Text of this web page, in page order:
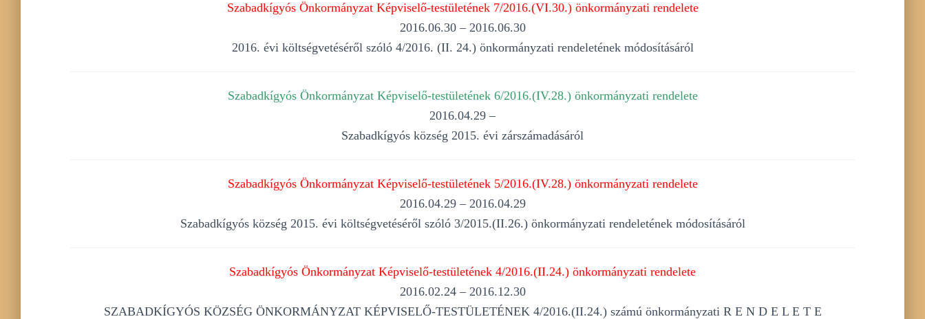
Szabadkígyós Önkormányzat Képviselő-testületének 7/2016.(VI.30.) önkormányzati rendelete
2016.06.30 – 2016.06.30
2016. évi költségvetéséről szóló 4/2016. (II. 24.) önkormányzati rendeletének módosításáról
Szabadkígyós Önkormányzat Képviselő-testületének 6/2016.(IV.28.) önkormányzati rendelete
2016.04.29 –
Szabadkígyós község 2015. évi zárszámadásáról
Szabadkígyós Önkormányzat Képviselő-testületének 5/2016.(IV.28.) önkormányzati rendelete
2016.04.29 – 2016.04.29
Szabadkígyós község 2015. évi költségvetéséről szóló 3/2015.(II.26.) önkormányzati rendeletének módosításáról
Szabadkígyós Önkormányzat Képviselő-testületének 4/2016.(II.24.) önkormányzati rendelete
2016.02.24 – 2016.12.30
SZABADKÍGYÓS KÖZSÉG ÖNKORMÁNYZAT KÉPVISELŐ-TESTÜLETÉNEK 4/2016.(II.24.) számú önkormányzati R E N D E L E T E